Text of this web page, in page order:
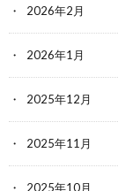
2026年2月
2026年1月
2025年12月
2025年11月
2025年10月